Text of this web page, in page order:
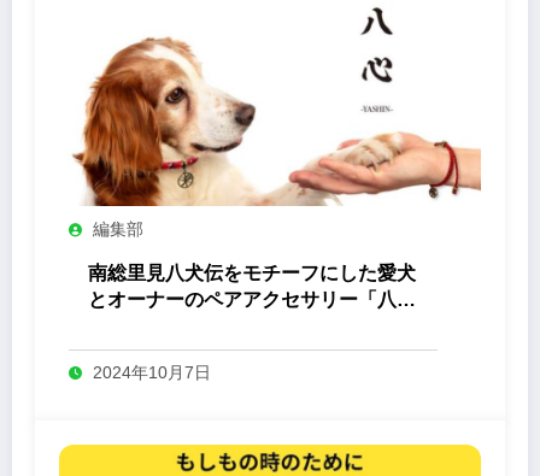
編集部
南総里見八犬伝をモチーフにした愛犬
とオーナーのペアアクセサリー「八心
2024年10月7日